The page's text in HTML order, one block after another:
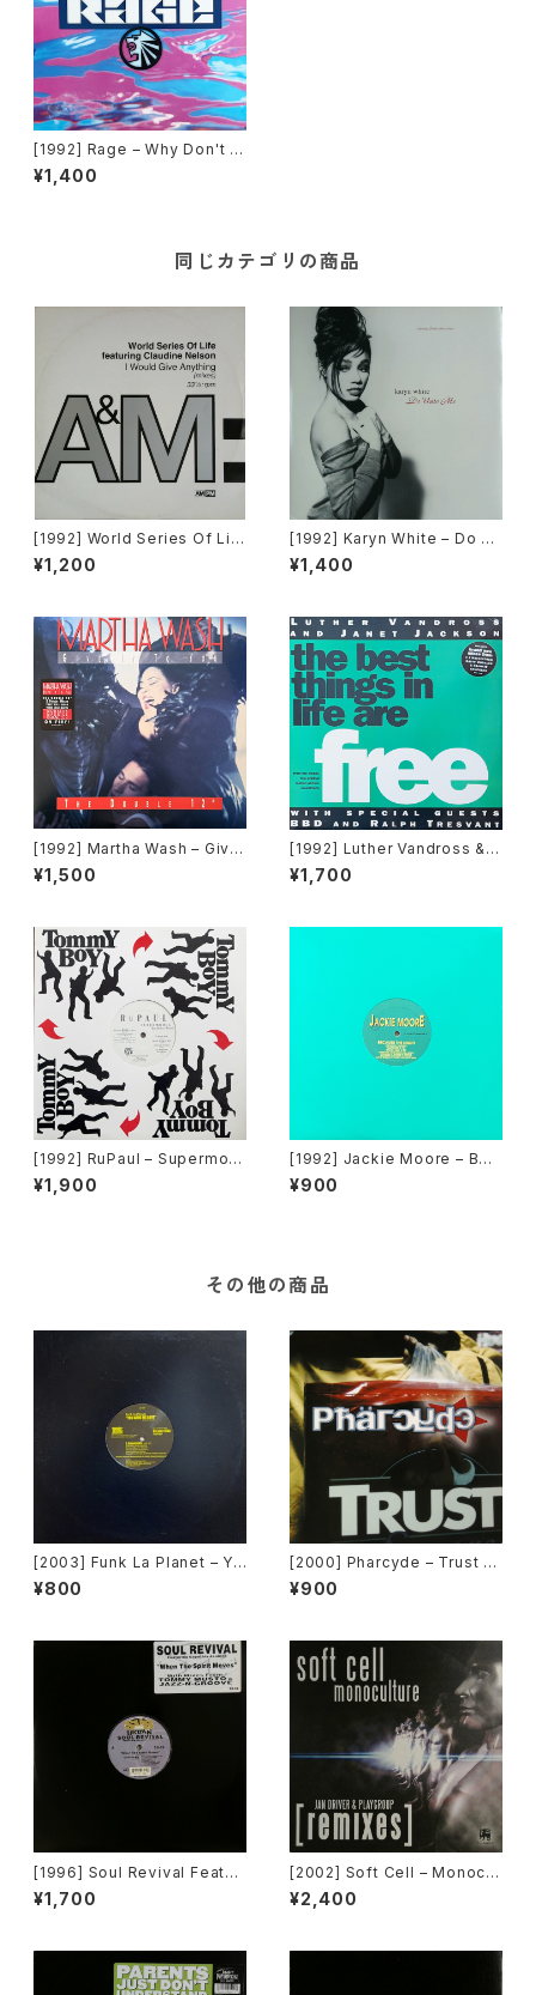
[1992] Rage – Why Don't Y
ou [Pulse-8 Records]
¥1,400
同じカテゴリの商品
[1992] World Series Of Lif
e Featuring Claudine Nels
on – I Would Give Anything
¥1,200
[1992] Karyn White – Do Un
to Me / Walkin' The Dog
[Warner Bros. Records]
¥1,400
[1992] Martha Wash – Give
It To You [RCA][2枚組]
¥1,500
[1992] Luther Vandross & J
anet Jackson With Special
Guests BBD & Ralph Tresv
¥1,700
[1992] RuPaul – Supermod
el (You Better Work) / Hou
se Of Love [Tommy Boy]
¥1,900
[1992] Jackie Moore – Bec
ause The Night [Discomag
ic Records]
¥900
その他の商品
[2003] Funk La Planet – Yo
u Gave Me Love (Funk La
Planet 008) [Funk La Plane
¥800
[2000] Pharcyde – Trust [E
del America Records]
¥900
[1996] Soul Revival Featuri
ng Capathia Jenkins – Whe
n The Spirit Moves [Sub-U
¥1,700
[2002] Soft Cell – Monocul
ture (Jan Driver & Playgrou
p Remixes) [3 Lanka]
¥2,400